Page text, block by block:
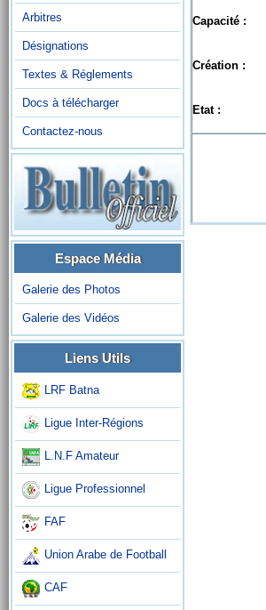
Arbitres
Désignations
Textes & Réglements
Docs à télécharger
Contactez-nous
Espace Média
Galerie des Photos
Galerie des Vidéos
Liens Utils
LRF Batna
Ligue Inter-Régions
L.N.F Amateur
Ligue Professionnel
FAF
Union Arabe de Football
CAF
Capacité :
Création :
Etat :